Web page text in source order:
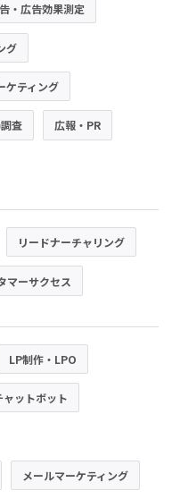
・広告効果測定
グ
ケティング
査 広報・PR
リードナーチャリング
マーサクセス
LP制作・LPO
ットボット
メールマーケティング